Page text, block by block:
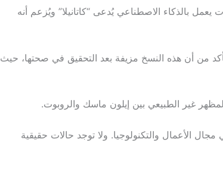
بالذكاء الاصطناعي يُدعى “كاتانيلا” ويُزعم أنه
من أن هذه النسخ مزيفة بعد التحقيق في صحتها، حيث
غير الطبيعي بين إيلون ماسك والروبوت.
الأعمال والتكنولوجيا. ولا توجد حالات حقيقية